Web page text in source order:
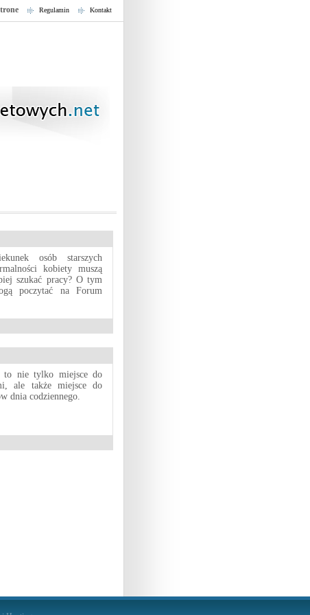
Kontakt
Regulamin
osób starszych
kobiety muszą
szukać pracy? O tym
poczytać na Forum
to nie tylko miejsce do
ale także miejsce do
dnia codziennego.